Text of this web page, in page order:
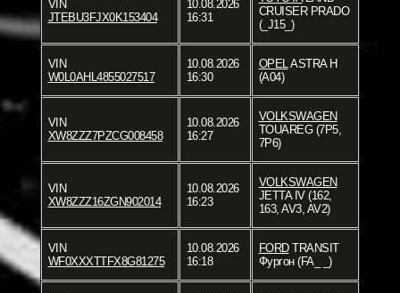
VIN
JTEBU3FJX0K153404
10.08.2026
16:31
CRUISER PRADO
(_J15_)
VIN
W0L0AHL4855027517
10.08.2026
16:30
OPELASTRA H
(A04)
VIN
XW8ZZZ7PZCG008458
10.08.2026
16:27
VOLKSWAGEN
TOUAREG (7P5,
7P6)
VIN
XW8ZZZ16ZGN902014
10.08.2026
16:23
VOLKSWAGEN
JETTA IV (162,
163, AV3, AV2)
VIN
WF0XXXTTFX8G81275
10.08.2026
16:18
FORDTRANSIT
Фургон (FA_ _)